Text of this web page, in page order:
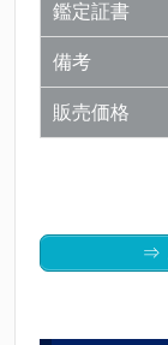
鑑定証書
備考
販売価格
⇒